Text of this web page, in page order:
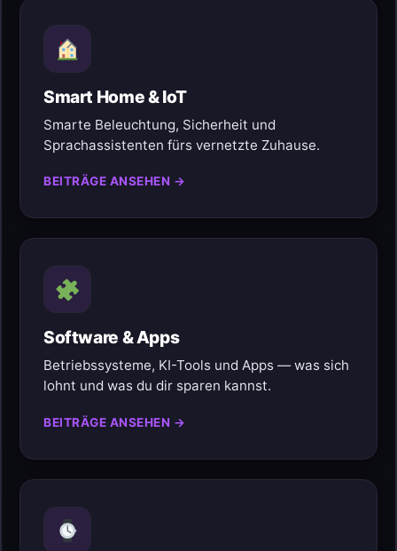
Smart Home & IoT
Smarte Beleuchtung, Sicherheit und
Sprachassistenten fürs vernetzte Zuhause.
BEITRÄGE ANSEHEN →
Software & Apps
Betriebssysteme, KI-Tools und Apps — was sich
lohnt und was du dir sparen kannst.
BEITRÄGE ANSEHEN →